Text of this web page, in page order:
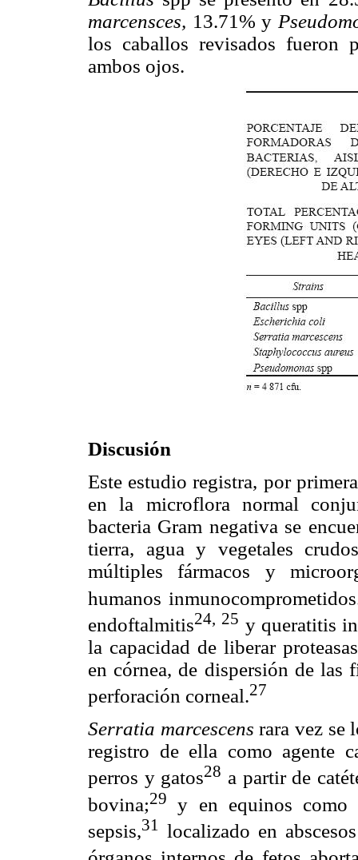
marcensces, 13.71% y
los caballos revisados fueron
ambos ojos.
Discusión
Este estudio registra, por
en la microflora normal
bacteria Gram negativa se
tierra, agua y vegetales
múltiples fármacos y
humanos
endoftalmitis24, 25 y queratitis
la capacidad de liberar
en córnea, de dispersión de las
perforación corneal.27
Serratia marcescensrara vez se
registro de ella como agente
perros y gatos28 a partir de
bovina;29
y en equinos como
sepsis,31
localizado en